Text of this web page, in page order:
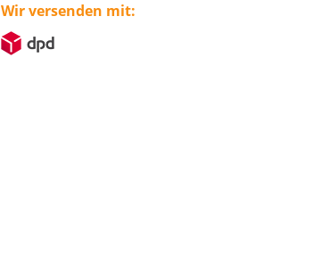
Wir versenden mit: